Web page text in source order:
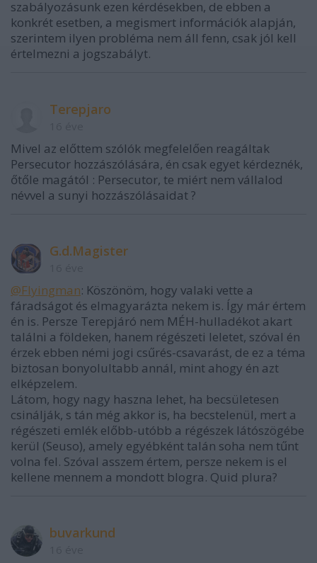
szabályozásunk ezen kérdésekben, de ebben a
konkrét esetben, a megismert információk alapján,
szerintem ilyen probléma nem áll fenn, csak jól kell
értelmezni a jogszabályt.
Terepjaro
Mivel az előttem szólók megfelelően reagáltak
Persecutor hozzászólására, én csak egyet kérdeznék,
őtőle magától : Persecutor, te miért nem vállalod
névvel a sunyi hozzászólásaidat ?
G.d.Magister
@Flyingman: Köszönöm, hogy valaki vette a
fáradságot és elmagyarázta nekem is. Így már értem
én is. Persze Terepjáró nem MÉH-hulladékot akart
találni a földeken, hanem régészeti leletet, szóval én
érzek ebben némi jogi csűrés-csavarást, de ez a téma
biztosan bonyolultabb annál, mint ahogy én azt
elképzelem.
Látom, hogy nagy haszna lehet, ha becsületesen
csinálják, s tán még akkor is, ha becstelenül, mert a
régészeti emlék előbb-utóbb a régészek látószögébe
kerül (Seuso), amely egyébként talán soha nem tűnt
volna fel. Szóval asszem értem, persze nekem is el
kellene mennem a mondott blogra. Quid plura?
buvarkund